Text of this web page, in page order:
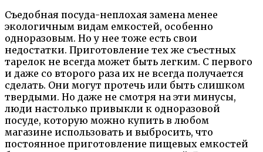
Съедобная посуда-неплохая замена менее
экологичным видам емкостей, особенно
одноразовым. Но у нее тоже есть свои
недостатки. Приготовление тех же съестных
тарелок не всегда может быть легким. С первого
и даже со второго раза их не всегда получается
сделать. Они могут протечь или быть слишком
твердыми. Но даже не смотря на эти минусы,
люди настолько привыкли к одноразовой
посуде, которую можно купить в любом
магазине использовать и выбросить, что
постоянное приготовление пищевых емкостей